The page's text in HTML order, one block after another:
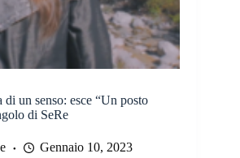
un senso: esce “Un posto
di SeRe
Gennaio 10, 2023